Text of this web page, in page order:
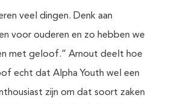
veel dingen. Denk aan
voor ouderen en zo hebben we
met geloof.” Arnout deelt hoe
echt dat Alpha Youth wel een
zijn om dat soort zaken